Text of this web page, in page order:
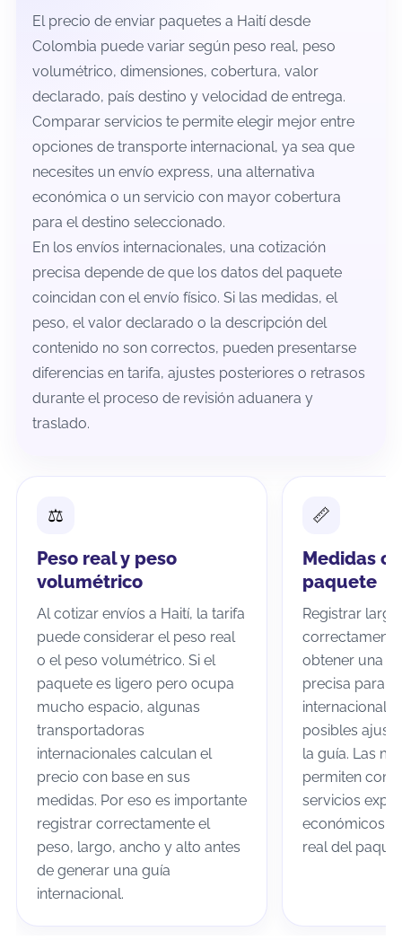
El precio de enviar paquetes a Haití desde
Colombia puede variar según peso real, peso
volumétrico, dimensiones, cobertura, valor
declarado, país destino y velocidad de entrega.
Comparar servicios te permite elegir mejor entre
opciones de transporte internacional, ya sea que
necesites un envío express, una alternativa
económica o un servicio con mayor cobertura
para el destino seleccionado.
En los envíos internacionales, una cotización
precisa depende de que los datos del paquete
coincidan con el envío físico. Si las medidas, el
peso, el valor declarado o la descripción del
contenido no son correctos, pueden presentarse
diferencias en tarifa, ajustes posteriores o retrasos
durante el proceso de revisión aduanera y
traslado.
Peso real y peso
volumétrico
Al cotizar envíos a Haití, la tarifa
puede considerar el peso real
o el peso volumétrico. Si el
paquete es ligero pero ocupa
mucho espacio, algunas
transportadoras
internacionales calculan el
precio con base en sus
medidas. Por eso es importante
registrar correctamente el
peso, largo, ancho y alto antes
de generar una guía
internacional.
Medidas
paquete
Registrar
obtener una
precisa para
internacional
posibles
la guía. Las
permiten
servicios
económicos
real del